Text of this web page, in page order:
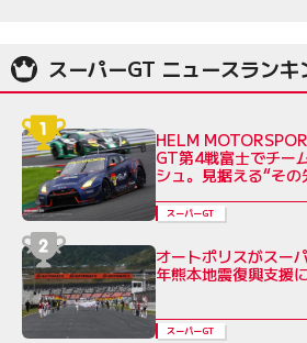
スーパーGT ニュースランキ
HELM
GT第4戦富士でチー
シュ。見据える“その
スーパーGT
オートポリスがスー
年熊本地震復興支援
スーパーGT